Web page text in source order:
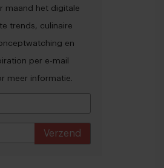
maand het digitale
trends, culinaire
en
per e-mail
meer informatie.
Verzend